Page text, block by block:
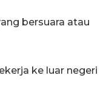
bersuara atau
ke luar negeri